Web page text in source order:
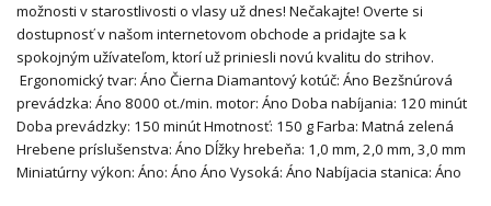
možnosti v starostlivosti o vlasy už dnes! Nečakajte! Overte si
dostupnosť v našom internetovom obchode a pridajte sa k
spokojným užívateľom, ktorí už priniesli novú kvalitu do strihov.
Ergonomický tvar: Áno Čierna Diamantový kotúč: Áno Bezšnúrová
prevádzka: Áno 8000 ot./min. motor: Áno Doba nabíjania: 120 minút
Doba prevádzky: 150 minút Hmotnosť: 150 g Farba: Matná zelená
Hrebene príslušenstva: Áno Dĺžky hrebeňa: 1,0 mm, 2,0 mm, 3,0 mm
Miniatúrny výkon: Áno: Áno Áno Vysoká: Áno Nabíjacia stanica: Áno